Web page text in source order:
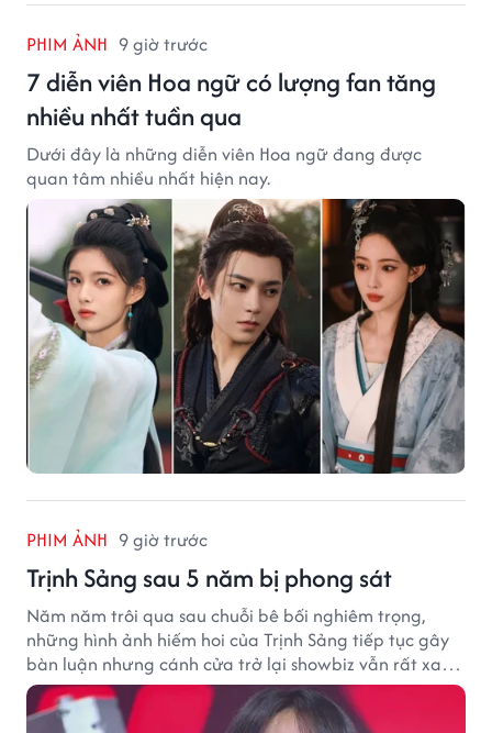
PHIM ẢNH 9 giờ trước
7 diễn viên Hoa ngữ có lượng fan tăng
nhiều nhất tuần qua
Dưới đây là những diễn viên Hoa ngữ đang được
quan tâm nhiều nhất hiện nay.
PHIM ẢNH 9 giờ trước
Trịnh Sảng sau 5 năm bị phong sát
Năm năm trôi qua sau chuỗi bê bối nghiêm trọng,
những hình ảnh hiếm hoi của Trịnh Sảng tiếp tục gây
bàn luận nhưng cánh cửa trở lại showbiz vẫn rất xa
vời.